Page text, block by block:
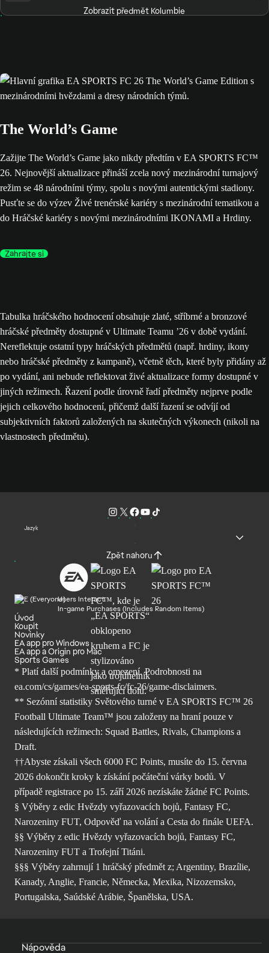
Zobrazit předmět Kolumbie
The World’s Game
Zažijte The World’s Game jako nikdy předtím v EA SPORTS FC™
26. Nejnovější aktualizace přináší zcela nový mezinárodní turnajový
režim se 48 národními týmy, spolu s novými autentickými stadiony.
Pusťte se do výzev Živé trenérské kariéry s mezinárodní tematikou a
do Hráčské kariéry s novými mezinárodními IKONAMI a Hrdiny.
Zahrajte si
Tabulka hráčského hodnocení obsahuje zlaté, stříbrné a bronzové
hráčské předměty dostupné v Ultimate Teamu ’26 v době vydání.
Nereflektuje ostatní typy hráčských předmětů (např. hrdiny, ikony
nebo hráčské předměty z kampaně), včetně těch, které byly přidány až
po vydání, ani nebude reflektovat živé aktualizace formy dostupné v
jiných režimech. Řazení podle úrovně řadí předměty nejprve podle
jejich celkového hodnocení, přičemž další řazení se odvíjí od
subjektivních faktorů založených na skutečných výkonech (nikoli na
vlastnostech předmětu).
Jazyk
Zpět nahoru
Users Interact
In-game Purchases (Includes Random Items)
Úvod
Koupit
Novinky
EA app pro Windows
EA app a Origin pro Mac
Sports Games
* Platí další podmínky a omezení. Podrobnosti na
ea.com/cs/games/ea-sports-fc/fc-26/game-disclaimers.
** Sezónní statistiky Světového turné v EA SPORTS FC™ 26
Football Ultimate Team™ jsou založeny na hraní pouze v
následujících režimech: Squad Battles, Rivals, Champions a
Draft.
††Abyste získali všech 6000 FC Points, musíte do 15. června
2026 dokončit kroky k získání počáteční várky bodů. V
případě registrace po 15. září 2026 nezískáte žádné FC Points.
§ Výběry z edic Hvězdy vyřazovacích bojů, Fantasy FC,
Narozeniny FUT, Odpověď na volání a Cesta do finále UEFA.
§§ Výběry z edic Hvězdy vyřazovacích bojů, Fantasy FC,
Narozeniny FUT a Trofejní Titáni.
§§§ Výběry zahrnují 1 hráčský předmět z; Argentiny, Brazílie,
Kanady, Anglie, Francie, Německa, Mexika, Nizozemsko,
Portugalska, Saúdské Arábie, Španělska, USA.
Nápověda